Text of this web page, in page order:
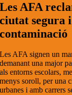
Les AFA
ciutat segura i
contaminació
Les AFA signen un
demanant una major
als entorns escolars,
menys soroll, per una
urbanes i amb carrers